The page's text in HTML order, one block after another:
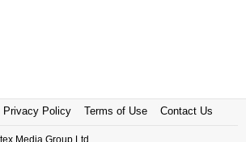
Privacy Policy Terms of Use Contact Us
Media Group Ltd.